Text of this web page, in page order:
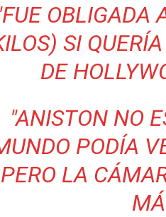
OBLIGADA
SI
DE
"ANISTON NO
PODÍA
PERO LA